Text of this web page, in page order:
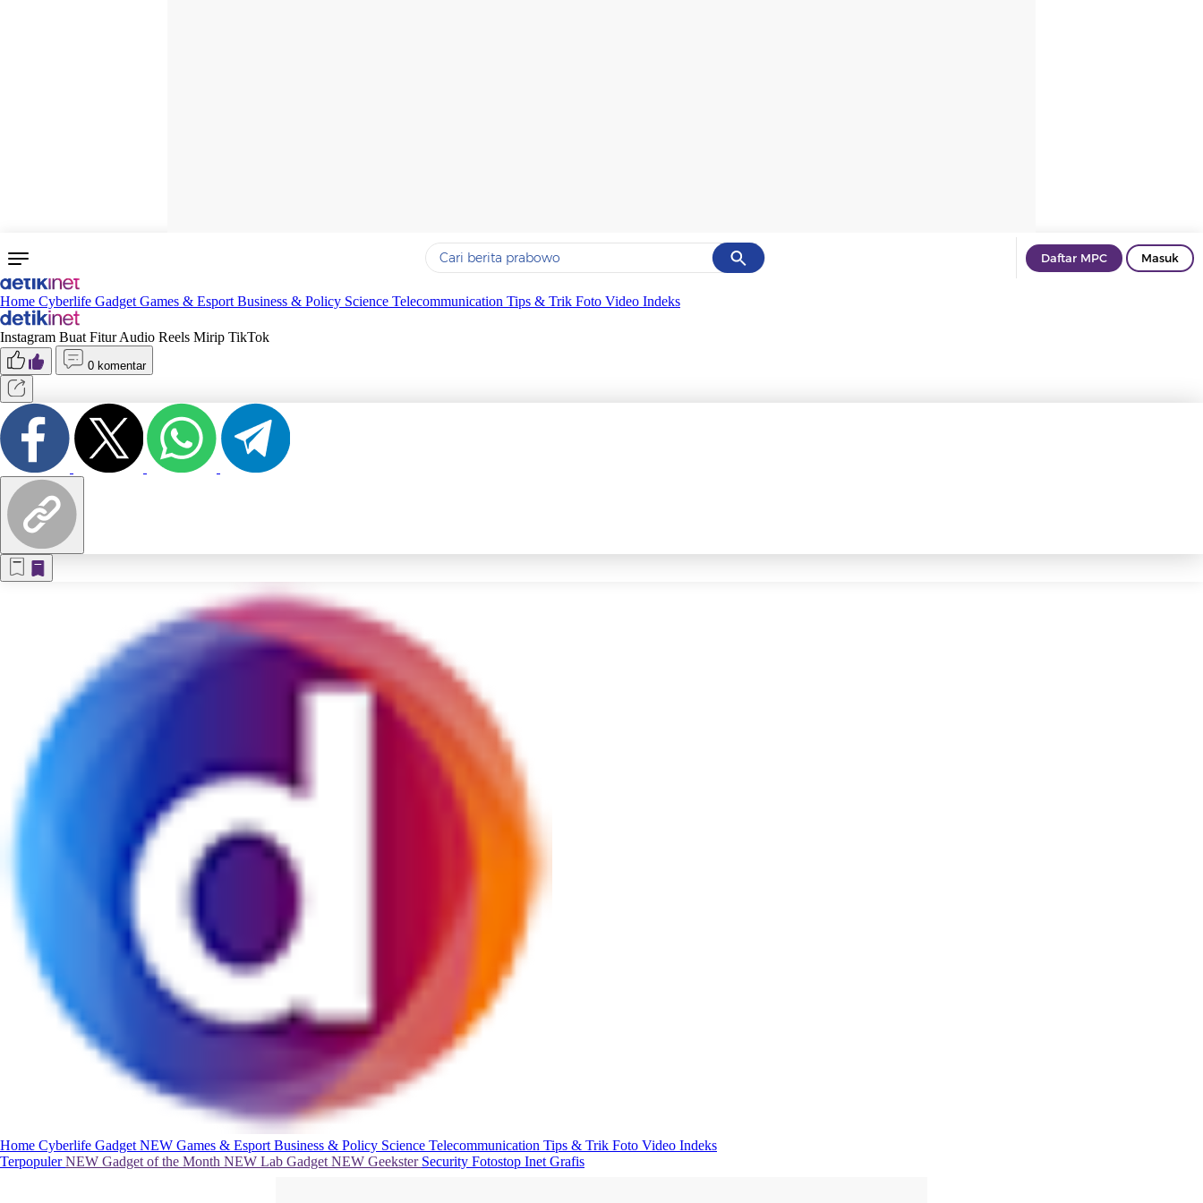
Cancel
Yang sedang ramai dicari
Terakhir yang dicari
Daftar MPC Masuk
Home Cyberlife Gadget Games & Esport Business & Policy Science Telecommunication Tips & Trik Foto Video Indeks
Instagram Buat Fitur Audio Reels Mirip TikTok
0 komentar
Home Cyberlife Gadget NEW Games & Esport Business & Policy Science Telecommunication Tips & Trik Foto Video Indeks
TerpopulerNEW Gadget of the Month NEW Lab Gadget NEW Geekster Security Fotostop Inet Grafis